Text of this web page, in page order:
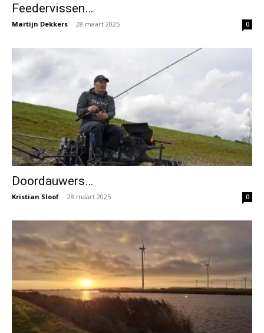
Feedervissen…
Martijn Dekkers - 28 maart 2025 0
Doordauwers…
Kristian Sloof - 28 maart 2025 0